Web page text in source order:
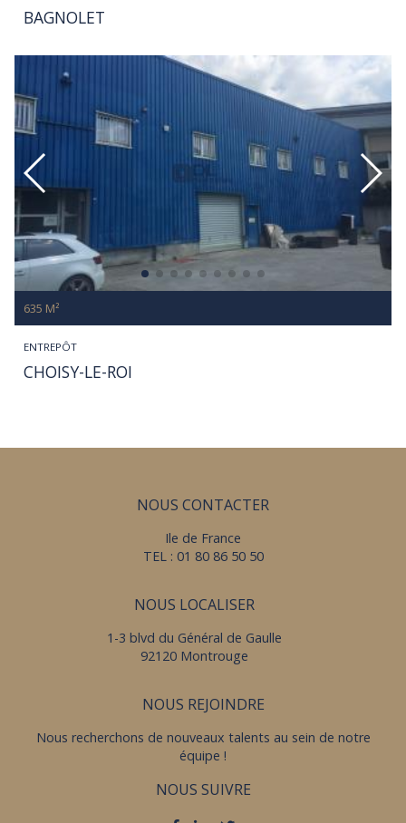
BAGNOLET
ENTREPÔT
CHOISY-LE-ROI
635 M²
NOUS CONTACTER
Ile de France
TEL : 01 80 86 50 50
NOUS LOCALISER
1-3 blvd du Général de Gaulle
92120 Montrouge
NOUS REJOINDRE
Nous recherchons de nouveaux talents au sein de notre
équipe !
NOUS SUIVRE